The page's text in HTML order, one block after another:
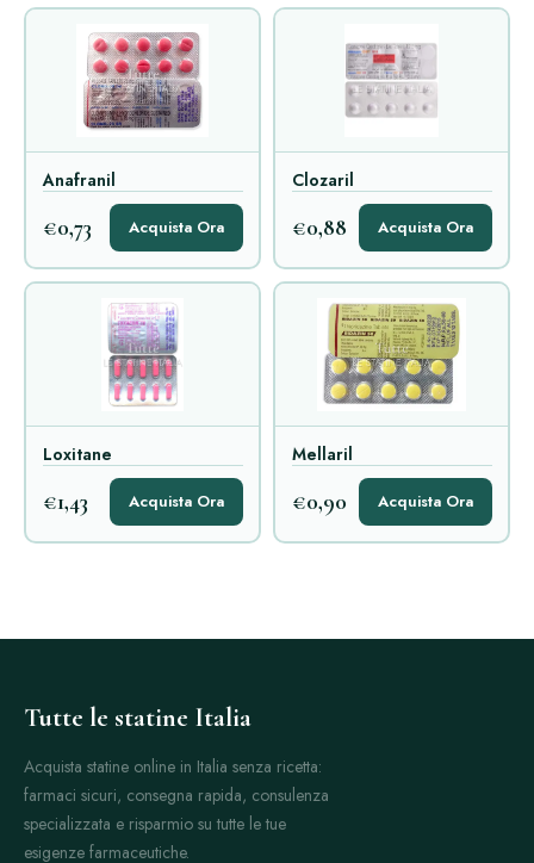
Anafranil
€0,73 Acquista Ora
Clozaril
€0,88 Acquista Ora
Loxitane
€1,43 Acquista Ora
Mellaril
€0,90 Acquista Ora
Tutte le statine Italia
Acquista statine online in Italia senza ricetta:
farmaci sicuri, consegna rapida, consulenza
specializzata e risparmio su tutte le tue
esigenze farmaceutiche.